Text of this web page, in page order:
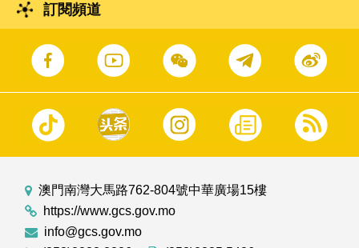
訂閱頻道
澳門南灣大馬路762-804號中華廣場15樓
https://www.gcs.gov.mo
info@gcs.gov.mo